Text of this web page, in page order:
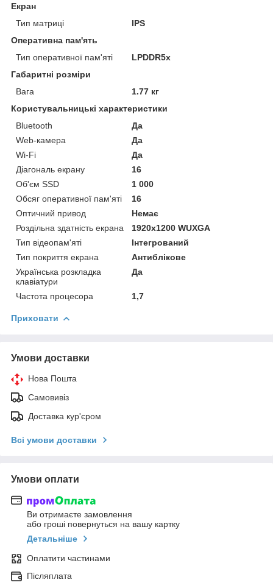
Екран
Тип матриці
IPS
Оперативна пам'ять
Тип оперативної пам'яті
LPDDR5x
Габаритні розміри
Вага
1.77 кг
Користувальницькі характеристики
Bluetooth
Да
Web-камера
Да
Wi-Fi
Да
Діагональ екрану
16
Об'єм SSD
1 000
Обсяг оперативної пам'яті
16
Оптичний привод
Немає
Роздільна здатність екрана
1920x1200 WUXGA
Тип відеопам'яті
Інтегрований
Тип покриття екрана
Антиблікове
Українська розкладка
клавіатури
Да
Частота процесора 1,7
Приховати
Умови доставки
Нова Пошта
Самовивіз
Доставка кур'єром
Всі умови доставки
Умови оплати
Ви отримаєте замовлення
або гроші повернуться на вашу картку
Детальніше
Оплатити частинами
Післяплата